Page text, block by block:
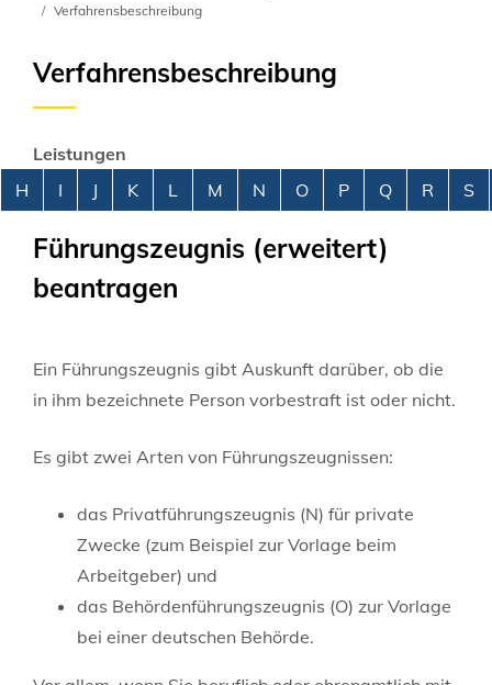
Verfahrensbeschreibung
Verfahrensbeschreibung
Leistungen
Alphabetisches Register überspringen
H I J K L M N O P Q R S
Führungszeugnis (erweitert)
beantragen
Ein Führungszeugnis gibt Auskunft darüber, ob die
in ihm bezeichnete Person vorbestraft ist oder nicht.
Es gibt zwei Arten von Führungszeugnissen:
das Privatführungszeugnis (N) für private
Zwecke (zum Beispiel zur Vorlage beim
Arbeitgeber) und
das Behördenführungszeugnis (O) zur Vorlage
bei einer deutschen Behörde.